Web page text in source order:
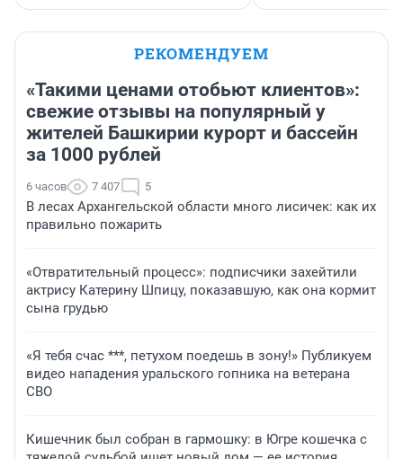
РЕКОМЕНДУЕМ
«Такими ценами отобьют клиентов»:
свежие отзывы на популярный у
жителей Башкирии курорт и бассейн
за 1000 рублей
6 часов 7 407 5
В лесах Архангельской области много лисичек: как их
правильно пожарить
«Отвратительный процесс»: подписчики захейтили
актрису Катерину Шпицу, показавшую, как она кормит
сына грудью
«Я тебя счас ***, петухом поедешь в зону!» Публикуем
видео нападения уральского гопника на ветерана
СВО
Кишечник был собран в гармошку: в Югре кошечка с